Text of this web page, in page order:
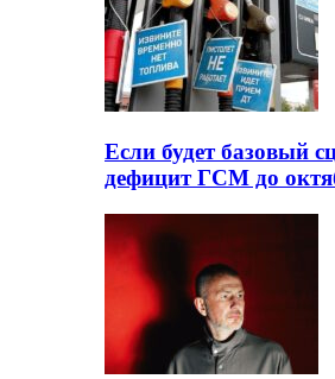
Если будет базовый
дефицит ГСМ до